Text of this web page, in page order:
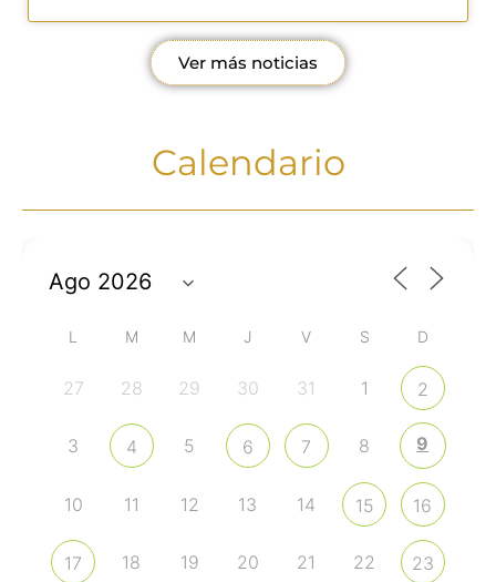
Ver más noticias
Calendario
L M M J V S D
27 28 29 30 31 1 2
3 4 5 6 7 8 9
10 11 12 13 14 15 16
17 18 19 20 21 22 23